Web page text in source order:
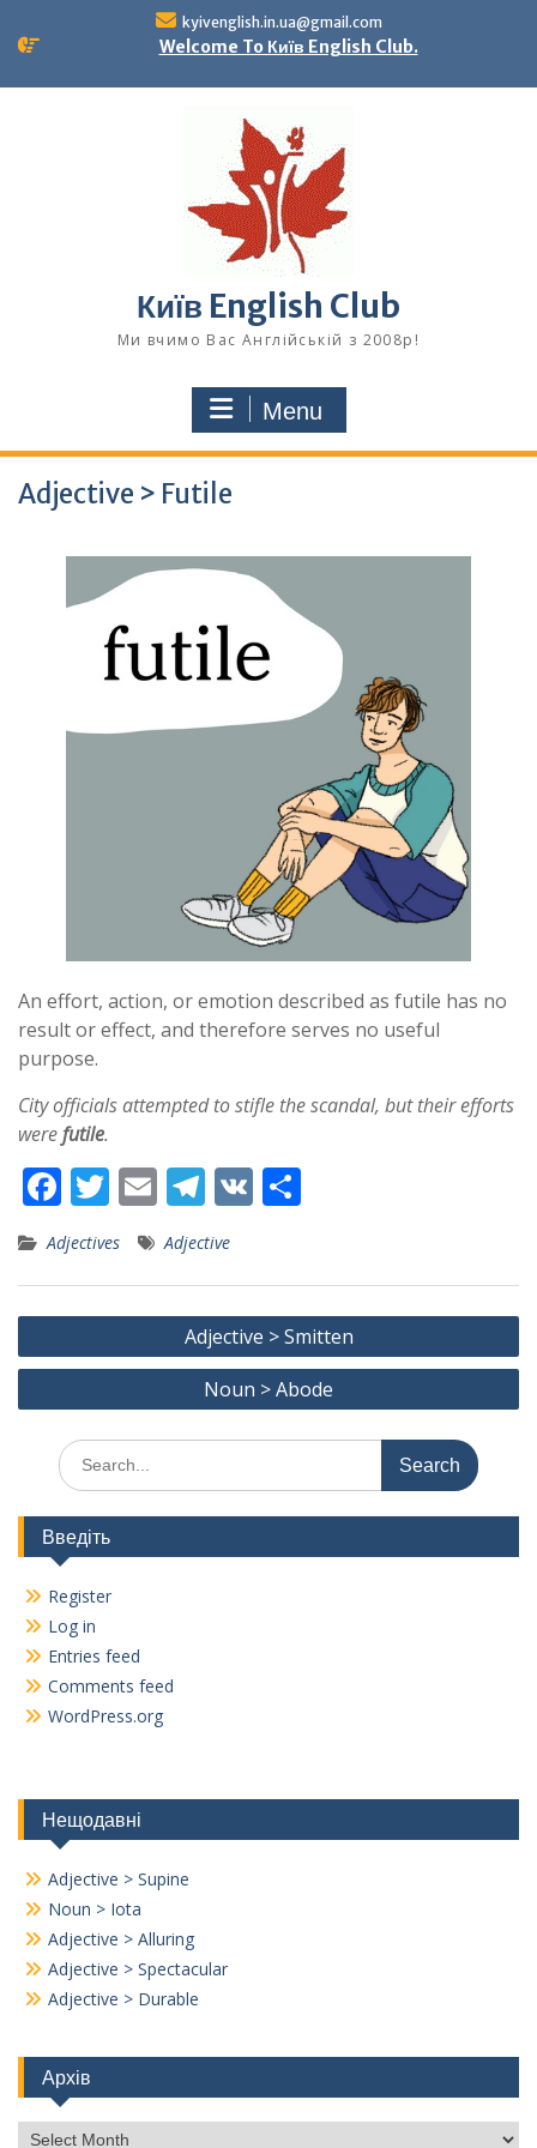
kyivenglish.in.ua@gmail.com
Welcome To Київ English Club.
Київ English Club
Ми вчимо Вас Англійській з 2008р!
Menu
Adjective > Futile
An effort, action, or emotion described as futile has no
result or effect, and therefore serves no useful
purpose.
City officials attempted to stifle the scandal, but their efforts
werefutile.
F
ac
e
b
o
k
T
w
itt
er
E
m
ai
l
T
el
e
gr
a
m
V
e
Adjectives Adjective
Post
navigation
Adjective > Smitten
Noun > Abode
Search
for:
Введіть
Register
Log in
Entries feed
Comments feed
WordPress.org
Нещодавні
Adjective > Supine
Noun > Iota
Adjective > Alluring
Adjective > Spectacular
Adjective > Durable
Архів
Архів